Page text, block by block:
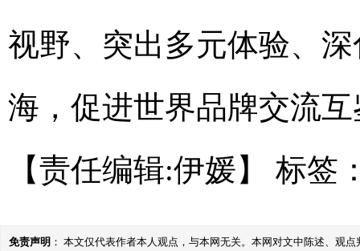
视野、突出多元体验、
海，促进世界品牌交流
【责任编辑:伊媛】 标签
免责声明 ： 本文仅代表作者本人观点，与本网无关。本网对文中陈述、观